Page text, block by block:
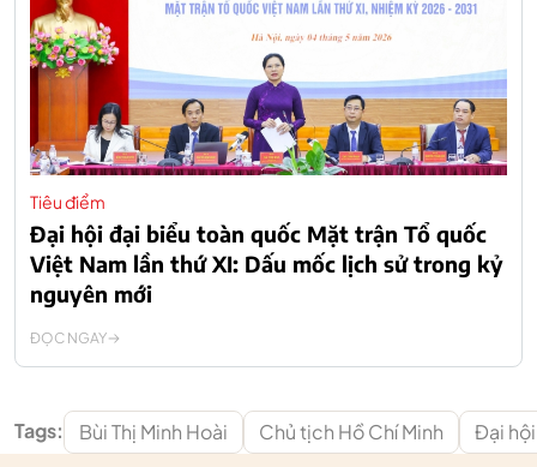
Tiêu điểm
Đại hội đại biểu toàn quốc Mặt trận Tổ quốc
Việt Nam lần thứ XI: Dấu mốc lịch sử trong kỷ
nguyên mới
ĐỌC NGAY
Tags: Bùi Thị Minh Hoài Chủ tịch Hồ Chí Minh Đại